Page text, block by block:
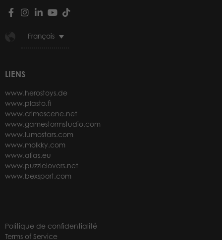
Français
LIENS
www.herostoys.de
www.plasto.fi
www.crimescene.net
www.gamestormstudio.com
www.lumostars.com
www.molkky.com
www.alias.eu
www.puzzlelovers.net
www.bexsport.com
Politique de confidentialité
Terms of Service